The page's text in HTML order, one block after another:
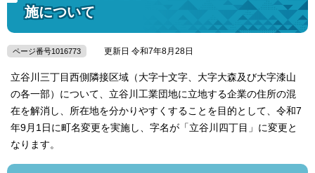
施について
ページ番号1016773 更新日 令和7年8月28日
立谷川三丁目西側隣接区域（大字十文字、大字大森及び大字漆山
の各一部）について、立谷川工業団地に立地する企業の住所の混
在を解消し、所在地を分かりやすくすることを目的として、令和7
年9月1日に町名変更を実施し、字名が「立谷川四丁目」に変更と
なります。